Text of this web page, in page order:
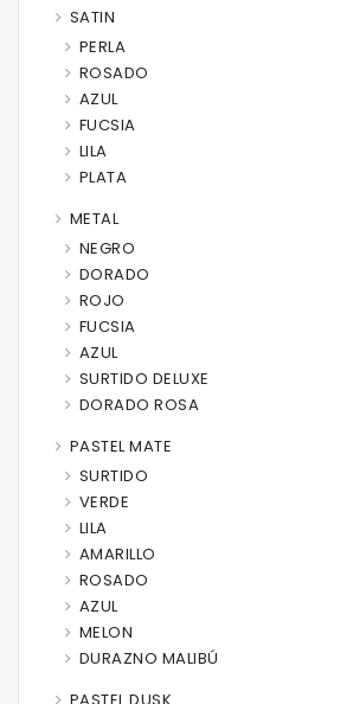
SATIN
PERLA
ROSADO
AZUL
FUCSIA
LILA
PLATA
METAL
NEGRO
DORADO
ROJO
FUCSIA
AZUL
SURTIDO DELUXE
DORADO ROSA
PASTEL MATE
SURTIDO
VERDE
LILA
AMARILLO
ROSADO
AZUL
MELON
DURAZNO MALIBÚ